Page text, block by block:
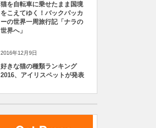
猫を自転車に乗せたまま国境
をこえてゆく！バックパッカ
ーの世界一周旅行記「ナラの
世界へ」
2016年12月9日
好きな猫の種類ランキング
2016、アイリスペットが発表